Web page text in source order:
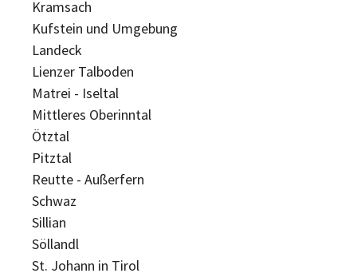
Kramsach
Kufstein und Umgebung
Landeck
Lienzer Talboden
Matrei - Iseltal
Mittleres Oberinntal
Ötztal
Pitztal
Reutte - Außerfern
Schwaz
Sillian
Söllandl
St. Johann in Tirol